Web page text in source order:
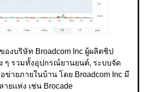
องบริษัท Broadcom Inc ผู้ผลิตชิป
ๆ รวมทั้งอุปกรณ์ยานยนต์, ระบบจัด
ข่ายภายในบ้าน โดย Broadcom Inc มี
ยแห่ง เช่น Brocade